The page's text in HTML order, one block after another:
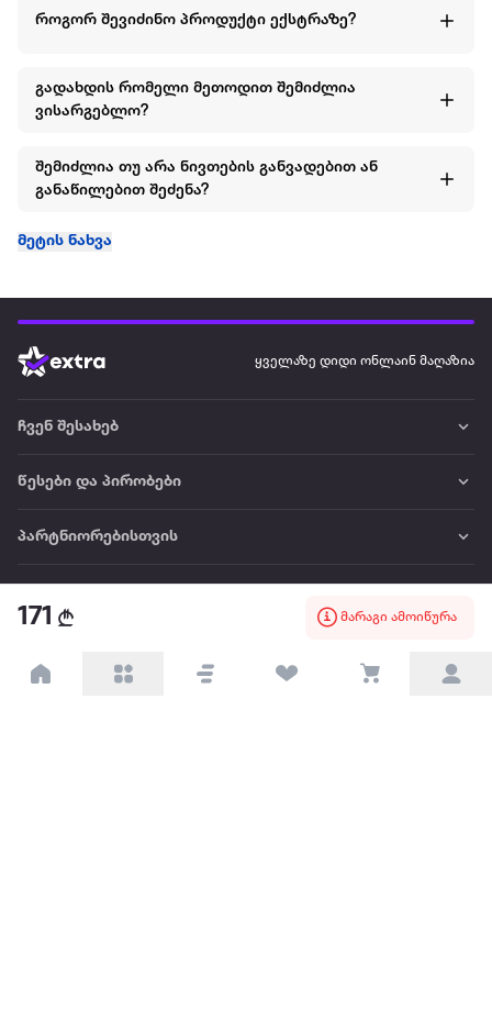
171 მარაგი ამოიწურა
როგორ შევიძინო პროდუქტი ექსტრაზე?
გადახდის რომელი მეთოდით შემიძლია
ვისარგებლო?
შემიძლია თუ არა ნივთების განვადებით ან
განაწილებით შეძენა?
მეტის ნახვა
ყველაზე დიდი ონლაინ მაღაზია
ჩვენ შესახებ
წესები და პირობები
პარტნიორებისთვის